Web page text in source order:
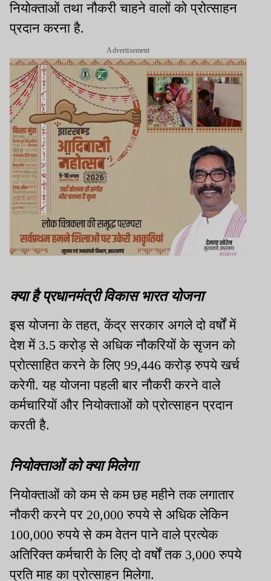
नियोक्ताओं तथा नौकरी चाहने वालों को प्रोत्साहन
प्रदान करना है.
Advertisement
क्या है प्रधानमंत्री विकास भारत योजना
इस योजना के तहत, केंद्र सरकार अगले दो वर्षों में
देश में 3.5 करोड़ से अधिक नौकरियों के सृजन को
प्रोत्साहित करने के लिए 99,446 करोड़ रुपये खर्च
करेगी. यह योजना पहली बार नौकरी करने वाले
कर्मचारियों और नियोक्ताओं को प्रोत्साहन प्रदान
करती है.
नियोक्ताओं को क्या मिलेगा
नियोक्ताओं को कम से कम छह महीने तक लगातार
नौकरी करने पर 20,000 रुपये से अधिक लेकिन
100,000 रुपये से कम वेतन पाने वाले प्रत्येक
अतिरिक्त कर्मचारी के लिए दो वर्षों तक 3,000 रुपये
प्रति माह का प्रोत्साहन मिलेगा.